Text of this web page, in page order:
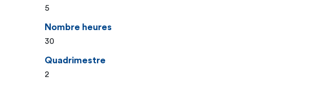
5
Nombre heures
30
Quadrimestre
2